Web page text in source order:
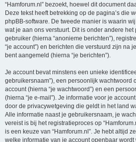
“Hamforum.nl” bezoekt, hoewel dit document
Deze tekst heeft betrekking op de pagina’s die
phpBB-software. De tweede manier is waarin
wat je aan ons verstuurt. Dit is onder andere
gebruiker (hierna “anonieme berichten”),
“je account”) en berichten die verstuurd zijn na
bent aangemeld (hierna “je berichten”).
Je account bevat minstens een unieke
gebruikersnaam”), een persoonlijk wachtwoord
account (hierna “je wachtwoord”) en een
(hierna “je e-mail”). Je informatie voor je
door de privacywetgeving die geldt in het land
Alle informatie naast je gebruikersnaam, je
vereist is bij het registratieproces op
is een keuze van “Hamforum.nl”. Je hebt altijd
welke informatie van je account openbaar